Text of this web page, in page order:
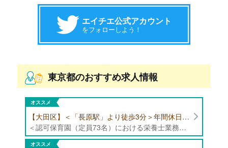
エイチエ公式アカウント
をフォローしよう！
東京都のおすすめ求人情報
オススメ
【大田区】＜「長原駅」より徒歩3分＞年間休日120日以上/最大10連休取得可能/日勤帯勤務のみ 認可保育園（定員73名）にて、栄養士の募集！
＜認可保育園（定員73名）における栄養士業務全般＞ ・調理（朝おやつ・給食・おやつ・補食） ・盛付け、片づけ ・食育、保育室への給食ラウンド、事務業務 ・調理室のお掃除、備蓄の確認、発注など ※定員:73名(0歳児6名、1歳歳児10名、2歳児12名、3歳-5歳児各15名)
オススメ